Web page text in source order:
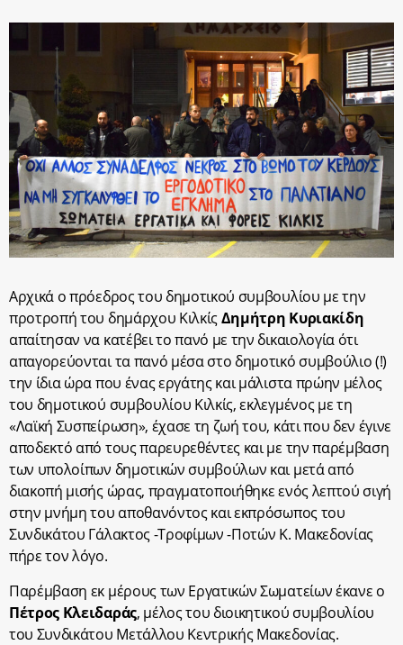
Αρχικά ο πρόεδρος του δημοτικού συμβουλίου με την
προτροπή του δημάρχου ΚιλκίςΔημήτρη Κυριακίδη
απαίτησαν να κατέβει το πανό με την δικαιολογία ότι
απαγορεύονται τα πανό μέσα στο δημοτικό συμβούλιο (!)
την ίδια ώρα που ένας εργάτης και μάλιστα πρώην μέλος
του δημοτικού συμβουλίου Κιλκίς, εκλεγμένος με τη
«Λαϊκή Συσπείρωση», έχασε τη ζωή του, κάτι που δεν έγινε
αποδεκτό από τους παρευρεθέντες και με την παρέμβαση
των υπολοίπων δημοτικών συμβούλων και μετά από
διακοπή μισής ώρας, πραγματοποιήθηκε ενός λεπτού σιγή
στην μνήμη του αποθανόντος και εκπρόσωπος του
Συνδικάτου Γάλακτος -Τροφίμων -Ποτών Κ. Μακεδονίας
πήρε τον λόγο.
Παρέμβαση εκ μέρους των Εργατικών Σωματείων έκανε ο
Πέτρος Κλειδαράς, μέλος του διοικητικού συμβουλίου
του Συνδικάτου Μετάλλου Κεντρικής Μακεδονίας.